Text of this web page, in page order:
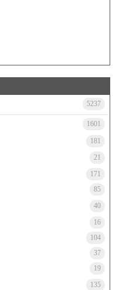
5237
1601
181
21
171
85
40
16
104
37
19
135